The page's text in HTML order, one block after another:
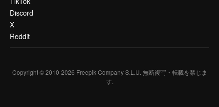
Discord
X
Reddit
Copyright © 2010-2026 Freepik Company S.L.U. 無断複写・転載を禁じま
す.